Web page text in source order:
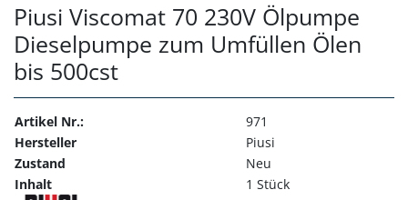
Piusi Viscomat 70 230V Ölpumpe
Dieselpumpe zum Umfüllen Ölen
bis 500cst
Artikel Nr.:
971
Hersteller
Piusi
Zustand
Neu
Inhalt
1 Stück